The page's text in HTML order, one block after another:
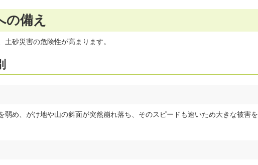
の備え
土砂災害の危険性が高まります。
弱め、がけ地や山の斜面が突然崩れ落ち、そのスピードも速いため大きな被害を